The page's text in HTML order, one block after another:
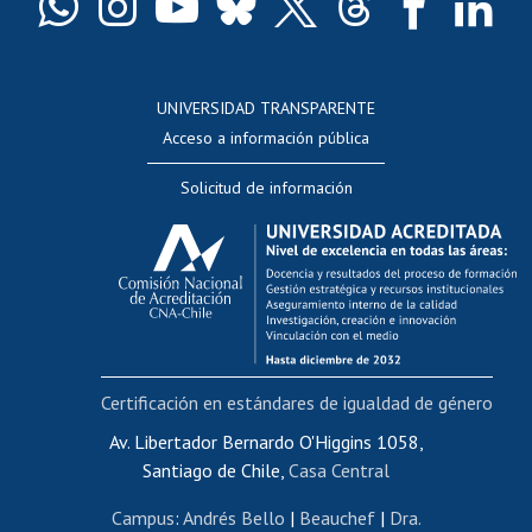
Docentes
Evaluación docente
Calificación académica
Postulación al AUCAI
Funcionarias/os
Cursos internos de capacitación
Bienestar del personal
Portal de movilidad interna
Certificado de renta
Certificado de renta honorarios
UNIVERSIDAD TRANSPARENTE
Acceso a información pública
Solicitud de información
Av. Libertador Bernardo O'Higgins 1058,
Santiago de Chile, Casa Central
Campus: Andrés Bello | Beauchef| Dra.
Certificación en estándares de igualdad de género